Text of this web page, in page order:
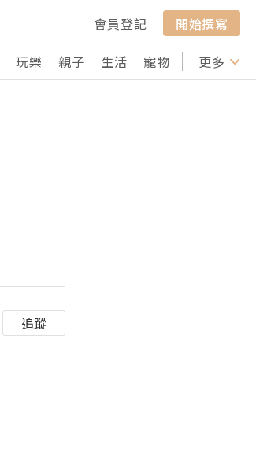
會員登記
開始撰寫
玩樂 親子 生活 寵物 行山 打卡
更多
追蹤